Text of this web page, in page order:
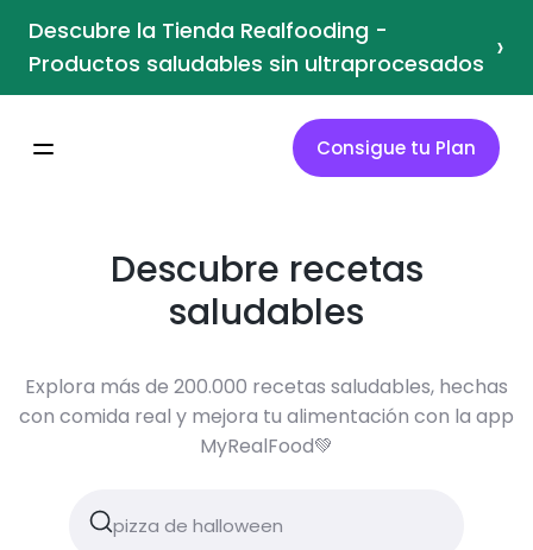
Descubre la Tienda Realfooding -
Productos saludables sin ultraprocesados ›
Consigue tu Plan
Descubre recetas
saludables
Explora más de 200.000 recetas saludables, hechas
con comida real y mejora tu alimentación con la app
MyRealFood💚